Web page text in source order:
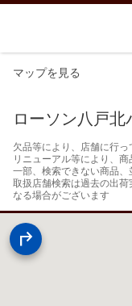
マップを見る
ローソン八戸北
欠品等により、店舗に行
リニューアル等により、
一部、検索できない商品
取扱店舗検索は過去の出
なる場合がございます